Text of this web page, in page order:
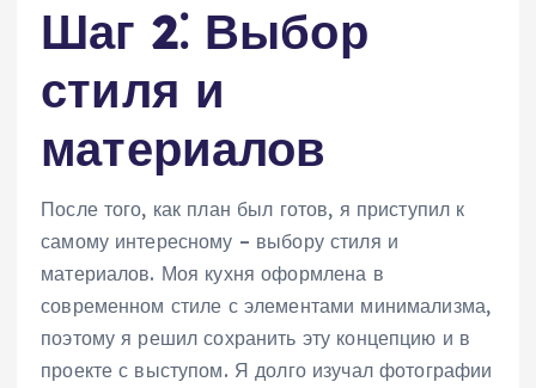
Шаг 2⁚ Выбор
стиля и
материалов
После того, как план был готов, я приступил к
самому интересному – выбору стиля и
материалов. Моя кухня оформлена в
современном стиле с элементами минимализма,
поэтому я решил сохранить эту концепцию и в
проекте с выступом. Я долго изучал фотографии